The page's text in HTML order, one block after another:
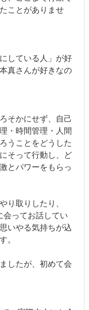
ことがありませ
している人」が好
真さんが好きなの
そかにせず、自己
・時間管理・人間
うことをどうした
そって行動し、ど
とパワーをもらっ
り取りしたり、
会ってお話してい
いやる気持ちが込
。
したが、初めて会